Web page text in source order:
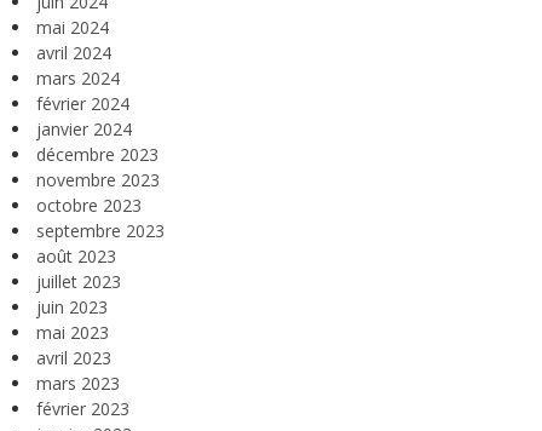
mai 2024
avril 2024
mars 2024
février 2024
janvier 2024
décembre 2023
novembre 2023
octobre 2023
septembre 2023
août 2023
juillet 2023
juin 2023
mai 2023
avril 2023
mars 2023
février 2023